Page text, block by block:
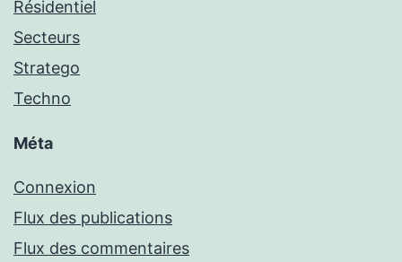
Résidentiel
Secteurs
Stratego
Techno
Méta
Connexion
Flux des publications
Flux des commentaires